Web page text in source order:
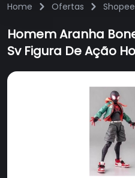
Home Ofertas Shopee
Homem Aranha
Sv Figura De Ação
Morales Modelo
Brinquedo Anime -